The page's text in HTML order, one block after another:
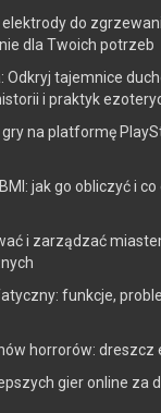
elektrody do
dla Twoich potrzeb
Odkryj tajemnice
i praktyk
gry na platformę
jak go obliczyć i
i zarządzać
funkcje,
horrorów: dreszcz
gier online za